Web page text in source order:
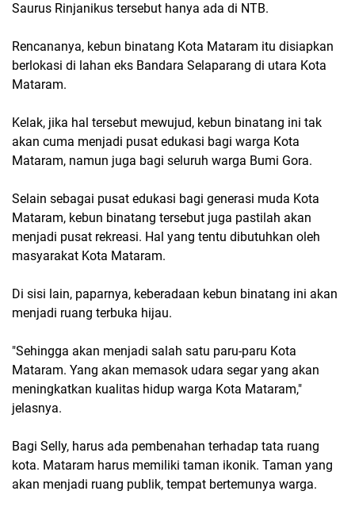
Saurus Rinjanikus tersebut hanya ada di NTB.
Rencananya, kebun binatang Kota Mataram itu disiapkan
berlokasi di lahan eks Bandara Selaparang di utara Kota
Mataram.
Kelak, jika hal tersebut mewujud, kebun binatang ini tak
akan cuma menjadi pusat edukasi bagi warga Kota
Mataram, namun juga bagi seluruh warga Bumi Gora.
Selain sebagai pusat edukasi bagi generasi muda Kota
Mataram, kebun binatang tersebut juga pastilah akan
menjadi pusat rekreasi. Hal yang tentu dibutuhkan oleh
masyarakat Kota Mataram.
Di sisi lain, paparnya, keberadaan kebun binatang ini akan
menjadi ruang terbuka hijau.
"Sehingga akan menjadi salah satu paru-paru Kota
Mataram. Yang akan memasok udara segar yang akan
meningkatkan kualitas hidup warga Kota Mataram,"
jelasnya.
Bagi Selly, harus ada pembenahan terhadap tata ruang
kota. Mataram harus memiliki taman ikonik. Taman yang
akan menjadi ruang publik, tempat bertemunya warga.